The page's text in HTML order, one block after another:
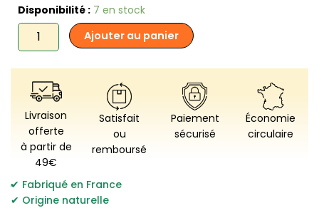
Disponibilité : 7 en stock
quantité
de
Pimpant
-
Gel
Douche
Verveine
Citron
(recharge)
Ajouter au panier
Livraison
offerte
à partir de
49€
Satisfait
ou
remboursé
Paiement
sécurisé
Économie
circulaire
Fabriqué en France
,
Origine naturelle